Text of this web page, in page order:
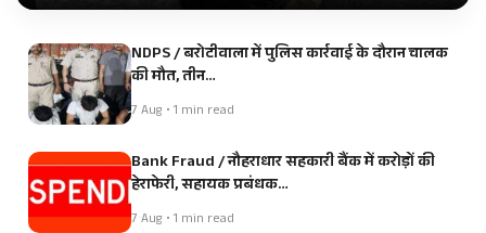
NDPS / बरोटीवाला में पुलिस कार्रवाई के दौरान चालक
की मौत, तीन…
7 Aug • 1 min read
Bank Fraud / नौहराधार सहकारी बैंक में करोड़ों की
हेराफेरी, सहायक प्रबंधक…
7 Aug • 1 min read